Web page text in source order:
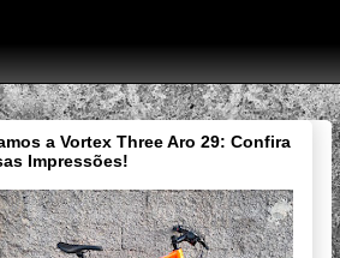
a Vortex Three Aro 29: Confira
Impressões!